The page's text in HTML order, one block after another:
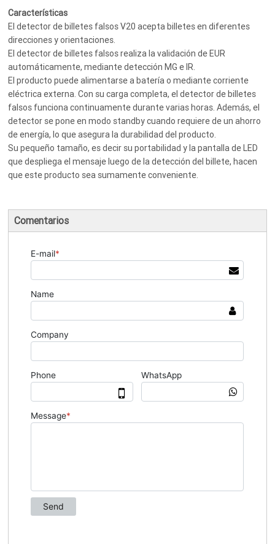
Características
El detector de billetes falsos V20 acepta billetes en diferentes
direcciones y orientaciones.
El detector de billetes falsos realiza la validación de EUR
automáticamente, mediante detección MG e IR.
El producto puede alimentarse a batería o mediante corriente
eléctrica externa. Con su carga completa, el detector de billetes
falsos funciona continuamente durante varias horas. Además, el
detector se pone en modo standby cuando requiere de un ahorro
de energía, lo que asegura la durabilidad del producto.
Su pequeño tamaño, es decir su portabilidad y la pantalla de LED
que despliega el mensaje luego de la detección del billete, hacen
que este producto sea sumamente conveniente.
Comentarios